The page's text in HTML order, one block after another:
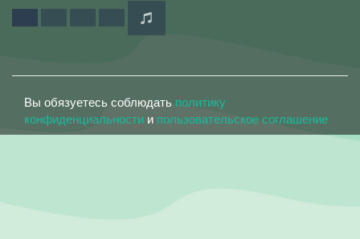
Вы обязуетесь соблюдать политику
конфиденциальности и пользовательское соглашение